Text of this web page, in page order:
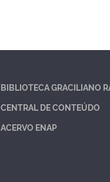
BIBLIOTECA GRACILIANO
CENTRAL DE CONTEÚDO
ACERVO ENAP